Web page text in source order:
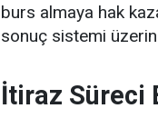
burs almaya hak
sonuç sistemi
İtiraz Süreci